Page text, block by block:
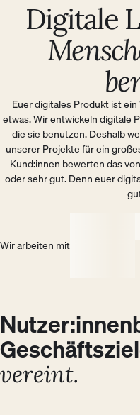
Digitale
Euer digitales Produkt ist
etwas. Wir entwickeln digitale
die sie benutzen. Deshalb
unserer Projekte für ein
Kund:innen bewerten das
oder sehr gut. Denn euer
Wir arbeiten mit
vereint.